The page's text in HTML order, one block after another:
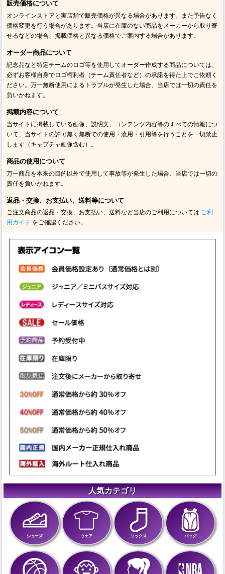
販売価格について
オンラインストアと実店舗で販売価格が異なる場合があります。また予告なく
価格変更を行う場合があります。当店に在庫のない商品をメーカーから取り寄
せるなどの場合、掲載価格と異なる価格でご案内する場合があります。
オーダー商品について
記念品など特定チームのロゴ等を使用してオーダー作成する商品については、
必ずお客様自身でロゴ権利者（チーム責任者など）の承諾を得た上でご依頼く
ださい。万一無断使用によるトラブルが発生した場合、当店では一切の責任を
負いかねます。
掲載内容について
当サイトに掲載している画像、説明文、コンテンツ内容等のすべての情報につ
いて、当サイトの許可無く無断での使用・流用・引用等を行うことを一切禁止
します（キャプチャ画像含む）。
商品の使用について
万一商品を本来の目的以外で使用して事故等が発生した場合、当店では一切の
責任を負いかねます。
返品・交換、お支払い、送料等について
ご注文商品の返品・交換、お支払い、送料など当店のご利用については ご利
用ガイド をご確認ください。
人気カテゴリ
シューズ ウェア ソックス バッグ